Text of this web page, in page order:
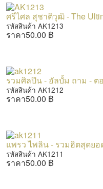
ศรีไศล สุชาติวุฒิ - The
รหัสสินค้า AK1213
ราคา50.00 ฿
รวมศิลปิน - อัลบั้ม ถาม - ต
รหัสสินค้า AK1212
ราคา50.00 ฿
แพรว ไพลิน - รวมฮิตสุดยอ
รหัสสินค้า AK1211
ราคา50.00 ฿